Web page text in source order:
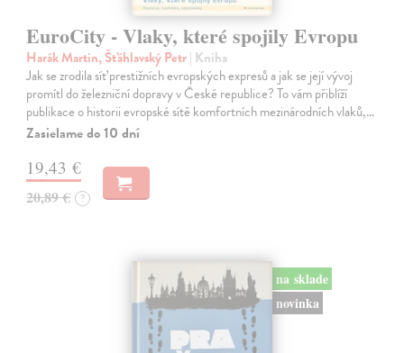
EuroCity - Vlaky, které spojily Evropu
Harák Martin, Šťáhlavský Petr| Kniha
Jak se zrodila síť prestižních evropských expresů a jak se její vývoj
promítl do železniční dopravy v České republice? To vám přiblíží
publikace o historii evropské sítě komfortních mezinárodních vlaků,…
Zasielame do 10 dní
19,43 €
20,89 € ?
na sklade
novinka